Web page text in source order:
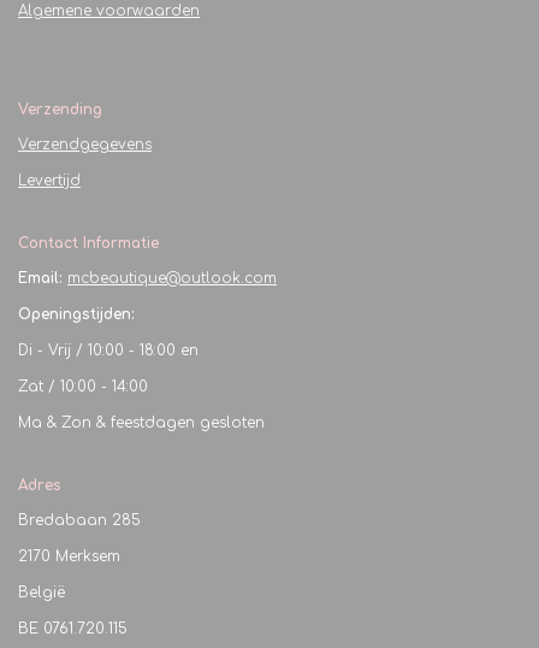
Algemene voorwaarden
Verzending
Verzendgegevens
Levertijd
Contact Informatie
Email: mcbeautique@outlook.com
Openingstijden:
Di - Vrij / 10:00 - 18:00 en
Zat / 10:00 - 14:00
Ma & Zon & feestdagen gesloten
Adres
Bredabaan 285
2170 Merksem
België
BE 0761.720.115